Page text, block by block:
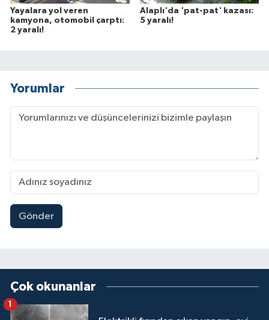
Yayalara yol veren
kamyona, otomobil çarptı:
2 yaralı!
Alaplı'da 'pat-pat' kazası:
5 yaralı!
Yorumlar
Gönder
Çok okunanlar
1